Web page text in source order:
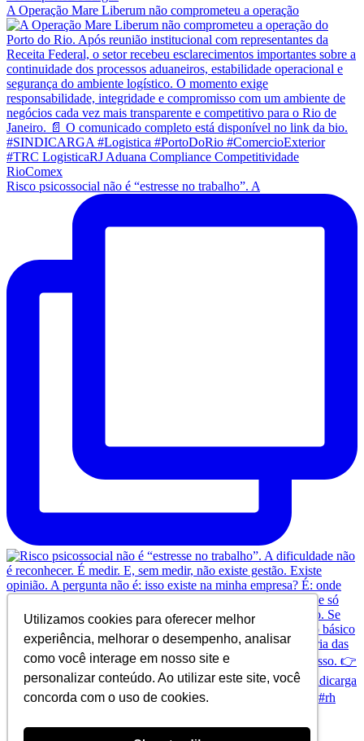
Utilizamos cookies para oferecer melhor
experiência, melhorar o desempenho, analisar
como você interage em nosso site e
personalizar conteúdo. Ao utilizar este site, você
concorda com o uso de cookies.
A Operação Mare Liberum não comprometeu a operação
Risco psicossocial não é “estresse no trabalho”. A